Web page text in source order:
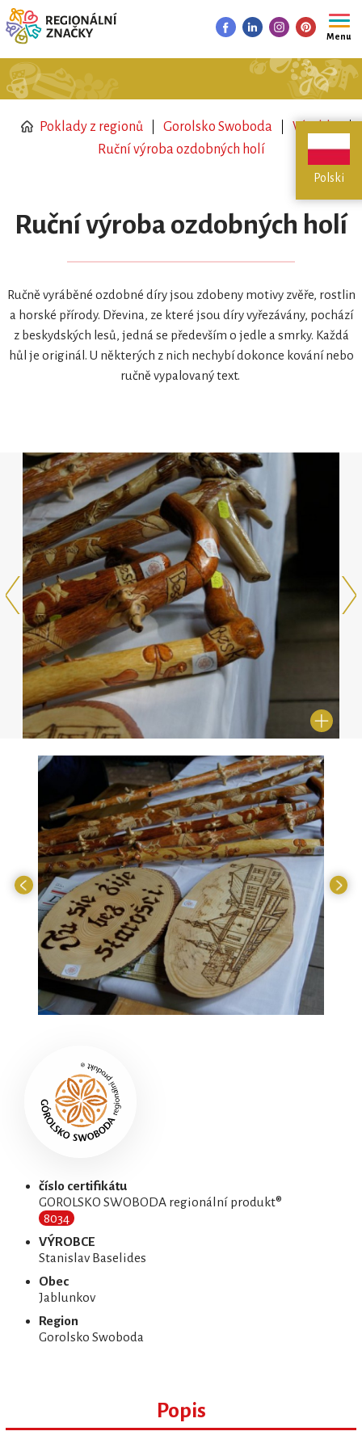
Menu
Polski
Poklady z regionů Gorolsko Swoboda
Výrobky
Ruční výroba ozdobných holí
Ruční výroba ozdobných holí
Ručně vyráběné ozdobné díry jsou zdobeny motivy zvěře, rostlin
a horské přírody. Dřevina, ze které jsou díry vyřezávány, pochází
z beskydských lesů, jedná se především o jedle a smrky. Každá
hůl je originál. U některých z nich nechybí dokonce kování nebo
ručně vypalovaný text.
číslo certifikátu
GOROLSKO SWOBODA regionální produkt®
8034
VÝROBCE
Stanislav Baselides
Obec
Jablunkov
Region
Gorolsko Swoboda
Popis